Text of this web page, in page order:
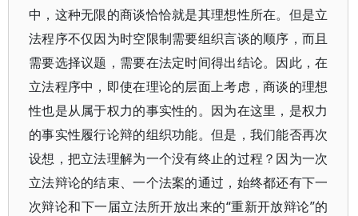
中，这种无限的商谈恰恰就是其理想性所在。但是立
法程序不仅因为时空限制需要组织言谈的顺序，而且
需要选择议题，需要在法定时间得出结论。因此，在
立法程序中，即使在理论的层面上考虑，商谈的理想
性也是从属于权力的事实性的。因为在这里，是权力
的事实性履行论辩的组织功能。但是，我们能否再次
设想，把立法理解为一个没有终止的过程？因为一次
立法辩论的结束、一个法案的通过，始终都还有下一
次辩论和下一届立法所开放出来的“重新开放辩论”的